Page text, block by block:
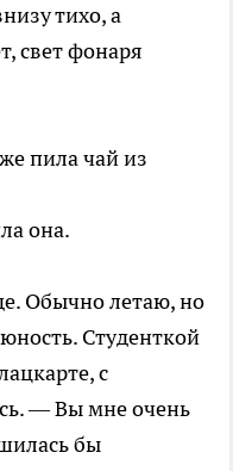
тихо, а
свет фонаря
пила чай из
она.
Обычно летаю, но
Студенткой
с
— Вы мне очень
бы